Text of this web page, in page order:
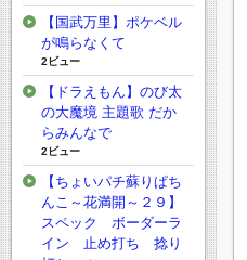
【国武万里】ポケベル
が鳴らなくて
2ビュー
【ドラえもん】のび太
の大魔境 主題歌 だか
らみんなで
2ビュー
【ちょいパチ蘇りぱち
んこ～花満開～２９】
スペック ボーダーラ
イン 止め打ち 捻り